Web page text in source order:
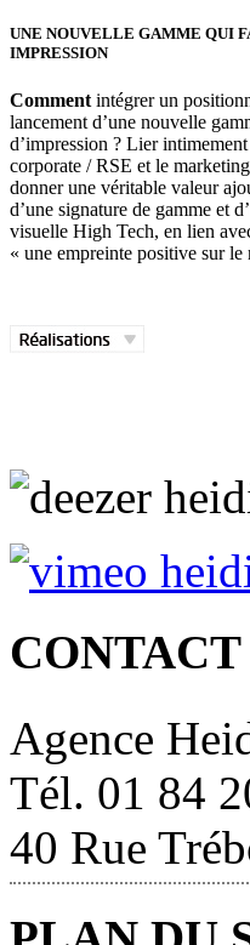
UNE NOUVELLE GAMME QUI
IMPRESSION
Comment intégrer un
lancement d’une nouvelle
d’impression ? Lier
corporate / RSE et le
donner une véritable valeur
d’une signature de gamme et
visuelle High Tech, en lien
« une empreinte positive sur le
CONTACT
Agence
Tél. 01 84
40 Rue